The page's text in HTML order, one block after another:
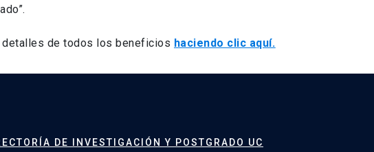
detalles de todos los beneficios haciendo clic aquí.
DE INVESTIGACIÓN Y POSTGRADO UC